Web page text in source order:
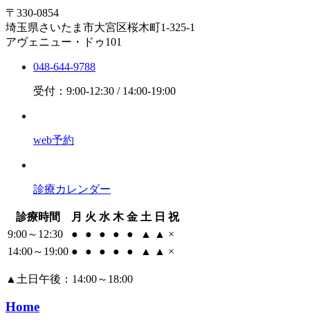
〒330-0854
埼玉県さいたま市大宮区桜木町1-325-1
アヴェニュー・ドゥ101
048-644-9788
受付：9:00-12:30 / 14:00-19:00
web予約
診療カレンダー
診療時間 月 火 水 木 金 土 日 祝
9:00～12:30
● ● ● ● ● ▲ ▲ ×
14:00～19:00 ● ● ● ● ● ▲ ▲ ×
▲ 土日午後：14:00～18:00
Home